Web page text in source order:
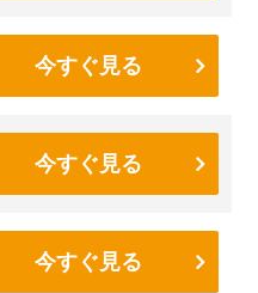
今すぐ見る
今すぐ見る
今すぐ見る